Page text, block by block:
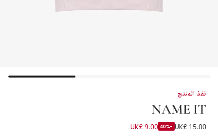
نفذ المنتج
NAME IT
سويتشيرت قطن عضوي لون زهري للبنات الرضع
UK£ 15.00
-40%
UK£ 9.00